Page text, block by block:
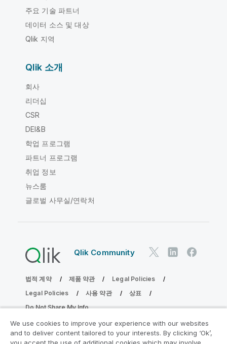
주요 기술 파트너
데이터 소스 및 대상
Qlik 지역
Qlik 소개
회사
리더십
CSR
DEI&B
학업 프로그램
파트너 프로그램
취업 정보
뉴스룸
글로벌 사무실/연락처
Qlik Community
법적 계약 제품 약관
Legal Policies
Legal Policies
사용 약관
상표
Do Not Share My Info
Copyright © 1993-2026 QlikTech International AB. 무단 전재
및 복제를 금합니다.
We use cookies to improve your experience with our websites
and to deliver content tailored to your interests. By clicking ‘Ok’,